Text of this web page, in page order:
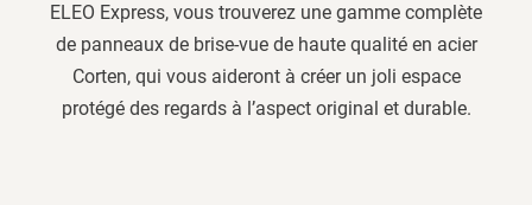
ELEO Express, vous trouverez une gamme complète
de panneaux de brise-vue de haute qualité en acier
Corten, qui vous aideront à créer un joli espace
protégé des regards à l’aspect original et durable.